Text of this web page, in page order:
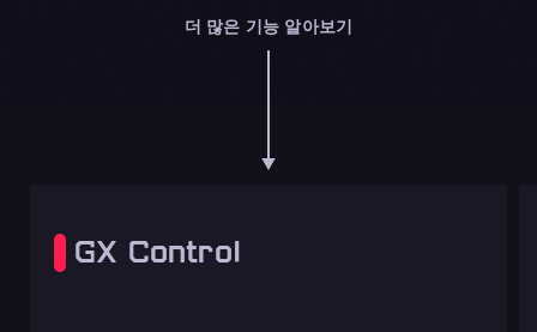
더 많은 기능 알아보기
GX Control